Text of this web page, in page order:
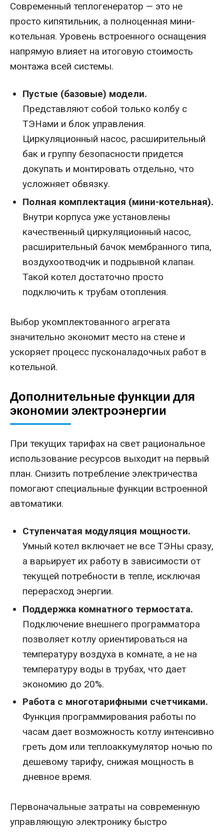
Современный теплогенератор — это не
просто кипятильник, а полноценная мини-
котельная. Уровень встроенного оснащения
напрямую влияет на итоговую стоимость
монтажа всей системы.
Пустые (базовые) модели.
Представляют собой только колбу с
ТЭНами и блок управления.
Циркуляционный насос, расширительный
бак и группу безопасности придется
докупать и монтировать отдельно, что
усложняет обвязку.
Полная комплектация (мини-котельная).
Внутри корпуса уже установлены
качественный циркуляционный насос,
расширительный бачок мембранного типа,
воздухоотводчик и подрывной клапан.
Такой котел достаточно просто
подключить к трубам отопления.
Выбор укомплектованного агрегата
значительно экономит место на стене и
ускоряет процесс пусконаладочных работ в
котельной.
Дополнительные функции для
экономии электроэнергии
При текущих тарифах на свет рациональное
использование ресурсов выходит на первый
план. Снизить потребление электричества
помогают специальные функции встроенной
автоматики.
Ступенчатая модуляция мощности.
Умный котел включает не все ТЭНы сразу,
а варьирует их работу в зависимости от
текущей потребности в тепле, исключая
перерасход энергии.
Поддержка комнатного термостата.
Подключение внешнего программатора
позволяет котлу ориентироваться на
температуру воздуха в комнате, а не на
температуру воды в трубах, что дает
экономию до 20%.
Работа с многотарифными счетчиками.
Функция программирования работы по
часам дает возможность котлу интенсивно
греть дом или теплоаккумулятор ночью по
дешевому тарифу, снижая мощность в
дневное время.
Первоначальные затраты на современную
управляющую электронику быстро